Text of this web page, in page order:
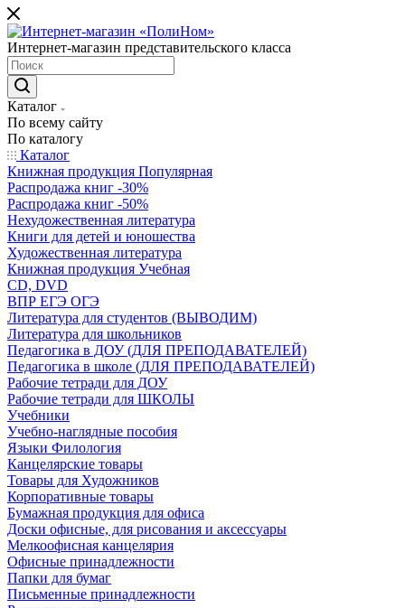
Интернет-магазин представительского класса
Каталог
По всему сайту
По каталогу
Каталог
Книжная продукция Популярная
Распродажа книг -30%
Распродажа книг -50%
Нехудожественная литература
Книги для детей и юношества
Художественная литература
Книжная продукция Учебная
CD, DVD
ВПР ЕГЭ ОГЭ
Литература для студентов (ВЫВОДИМ)
Литература для школьников
Педагогика в ДОУ (ДЛЯ ПРЕПОДАВАТЕЛЕЙ)
Педагогика в школе (ДЛЯ ПРЕПОДАВАТЕЛЕЙ)
Рабочие тетради для ДОУ
Рабочие тетради для ШКОЛЫ
Учебники
Учебно-наглядные пособия
Языки Филология
Канцелярские товары
Товары для Художников
Корпоративные товары
Бумажная продукция для офиса
Доски офисные, для рисования и аксессуары
Мелкоофисная канцелярия
Офисные принадлежности
Папки для бумаг
Письменные принадлежности